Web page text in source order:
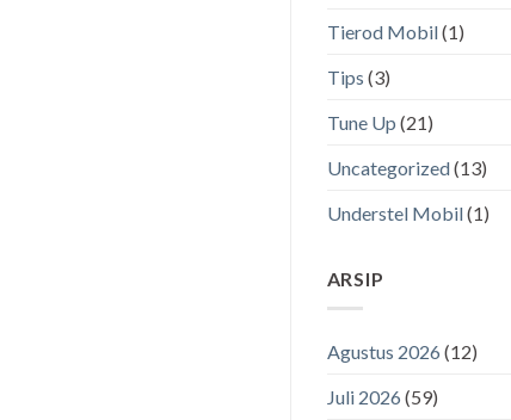
Tierod Mobil(1)
Tips (3)
Tune Up (21)
Uncategorized(13)
Understel Mobil(1)
ARSIP
Agustus 2026 (12)
Juli 2026 (59)